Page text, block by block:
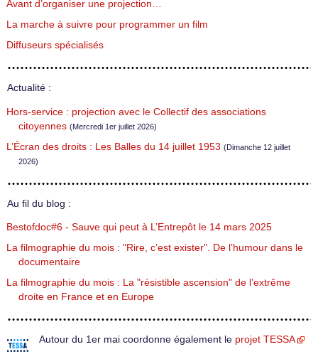
Avant d’organiser une projection…
La marche à suivre pour programmer un film
Diffuseurs spécialisés
Actualité :
Hors-service : projection avec le Collectif des associations
citoyennes (Mercredi 1er juillet 2026)
L’Écran des droits : Les Balles du 14 juillet 1953 (Dimanche 12 juillet
2026)
Au fil du blog :
Bestofdoc#6 - Sauve qui peut à L’Entrepôt le 14 mars 2025
La filmographie du mois : "Rire, c’est exister". De l’humour dans le
documentaire
La filmographie du mois : La "résistible ascension" de l’extrême
droite en France et en Europe
Autour du 1er mai coordonne également le projet TESSA